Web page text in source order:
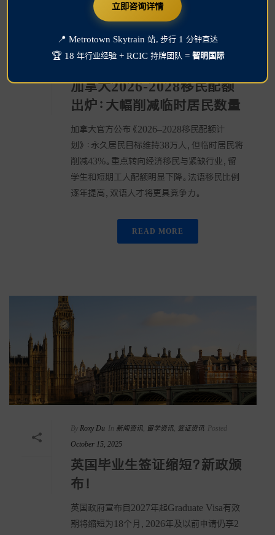
移民资讯
加拿大2026-2028移民配额
出炉：大幅削减临时居民数量
加拿大官方公布《2026–2028移民配额计
划》：永久居民目标维持38万人，但临时居民将
削减43%。重点转向经济移民与紧缺行业，留
学生和短期工人配额明显下降。法语移民比例
逐年提高，双语人才将更具竞争力。
READ MORE
By Roxy Du In 新闻资讯 留学资讯 签证资讯 Posted
October 15, 2025
英国毕业生签证缩短？新政颁
布！
英国政府宣布自2027年起Graduate Visa有效
期将缩短为18个月，2026年及以前申请仍享2
立即咨询详情
📍 Metrotown Skytrain 站，步行 1 分钟直达
🏆 18 年行业经验 + RCIC 持牌团队 = 智明国际